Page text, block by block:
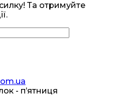
Та отримуйте
- п’ятниця